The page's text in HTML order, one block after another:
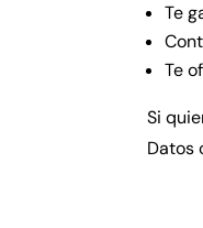
Te
Te
Si
Datos